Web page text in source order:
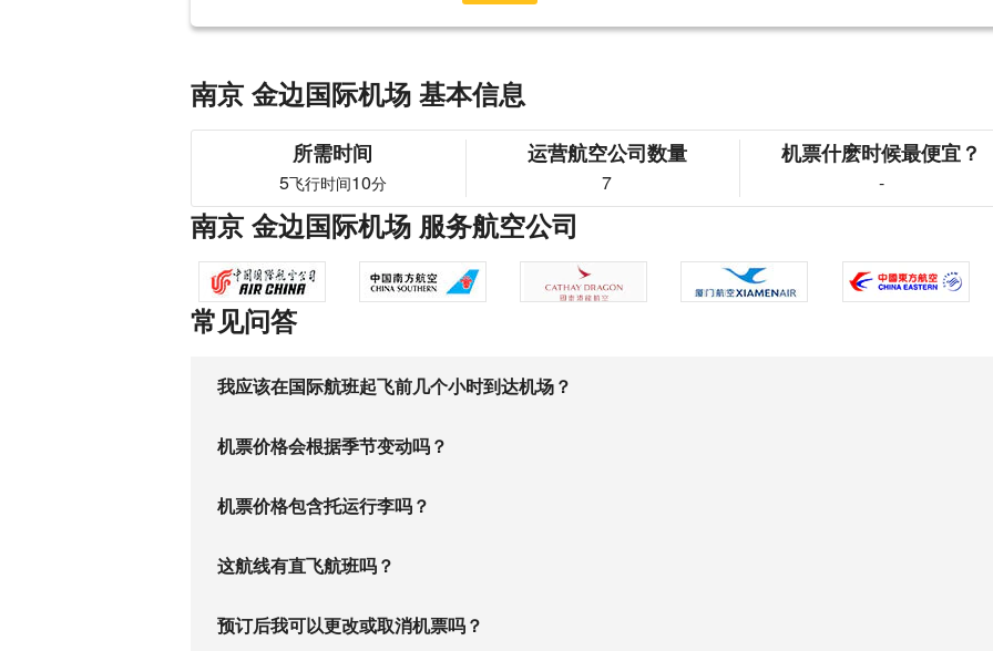
南京 金边国际机场 基本信息
所需时间
5飞行时间10分
运营航空公司数量
7
机票什麽时候最便宜？
-
南京 金边国际机场 服务航空公司
常见问答
我应该在国际航班起飞前几个小时到达机场？
机票价格会根据季节变动吗？
机票价格包含托运行李吗？
这航线有直飞航班吗？
预订后我可以更改或取消机票吗？